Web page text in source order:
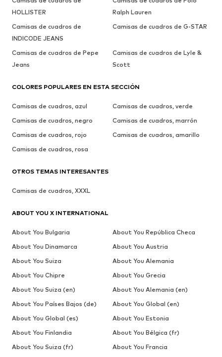
HOLLISTER
Ralph Lauren
Camisas de cuadros de
INDICODE JEANS
Camisas de cuadros de G-STAR
Camisas de cuadros de Pepe
Jeans
Camisas de cuadros de Lyle &
Scott
COLORES POPULARES EN ESTA SECCIÓN
Camisas de cuadros, azul
Camisas de cuadros, verde
Camisas de cuadros, negro
Camisas de cuadros, marrón
Camisas de cuadros, rojo
Camisas de cuadros, amarillo
Camisas de cuadros, rosa
OTROS TEMAS INTERESANTES
Camisas de cuadros, XXXL
ABOUT YOU X INTERNATIONAL
About You Bulgaria
About You República Checa
About You Dinamarca
About You Austria
About You Suiza
About You Alemania
About You Chipre
About You Grecia
About You Suiza (en)
About You Alemania (en)
About You Países Bajos (de)
About You Global (en)
About You Global (es)
About You Estonia
About You Finlandia
About You Bélgica (fr)
About You Suiza (fr)
About You Francia